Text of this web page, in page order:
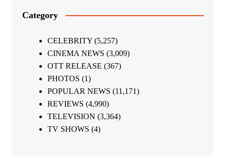
Category
CELEBRITY(5,257)
CINEMA NEWS (3,009)
OTT RELEASE (367)
PHOTOS (1)
POPULAR NEWS (11,171)
REVIEWS (4,990)
TELEVISION (3,364)
TV SHOWS (4)